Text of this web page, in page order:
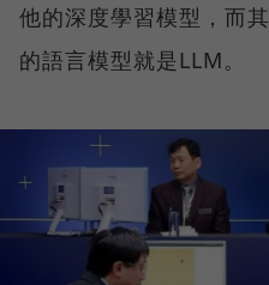
他的深度學習模型，而
的語言模型就是LLM。